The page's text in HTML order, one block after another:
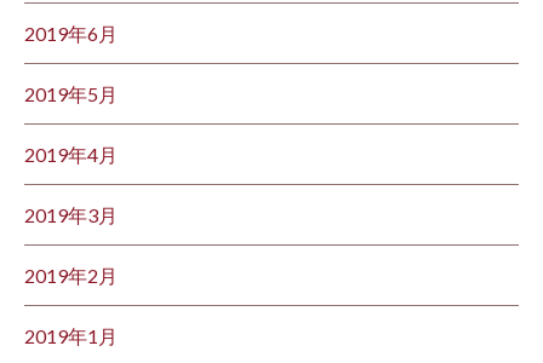
2019年6月
2019年5月
2019年4月
2019年3月
2019年2月
2019年1月